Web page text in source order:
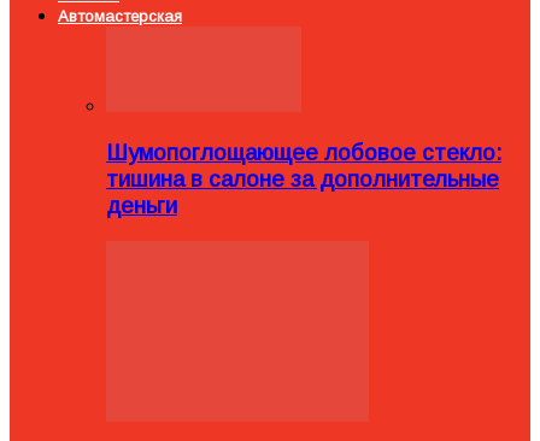
Автомастерская
Шумопоглощающее лобовое стекло:
тишина в салоне за дополнительные
деньги